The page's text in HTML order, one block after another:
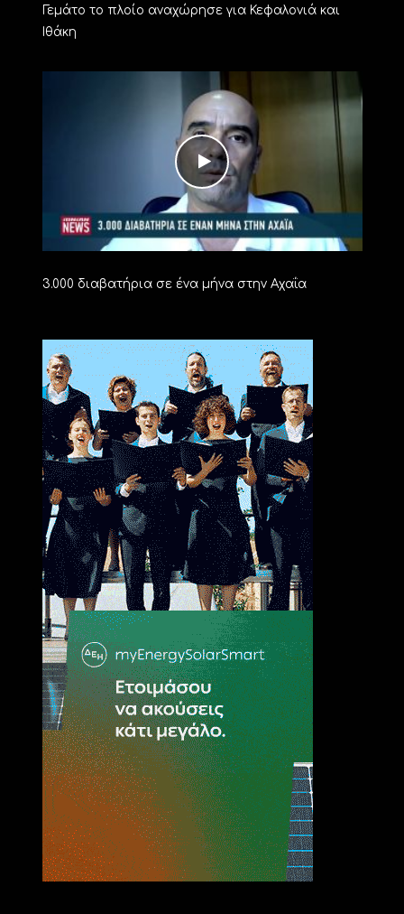
Γεμάτο το πλοίο αναχώρησε για Κεφαλονιά και
Ιθάκη
3.000 διαβατήρια σε ένα μήνα στην Αχαΐα